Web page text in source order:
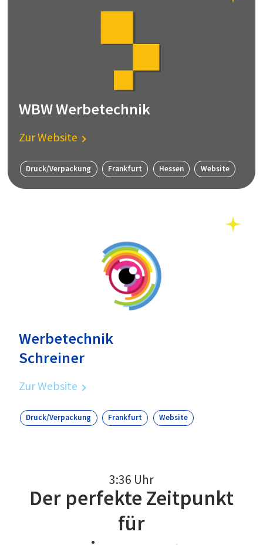
WBW Werbetechnik
Zur Website
Druck/Verpackung Frankfurt Hessen Website
Werbetechnik
Schreiner
Zur Website
Druck/Verpackung Frankfurt Website
3:36 Uhr
Der perfekte Zeitpunkt
für